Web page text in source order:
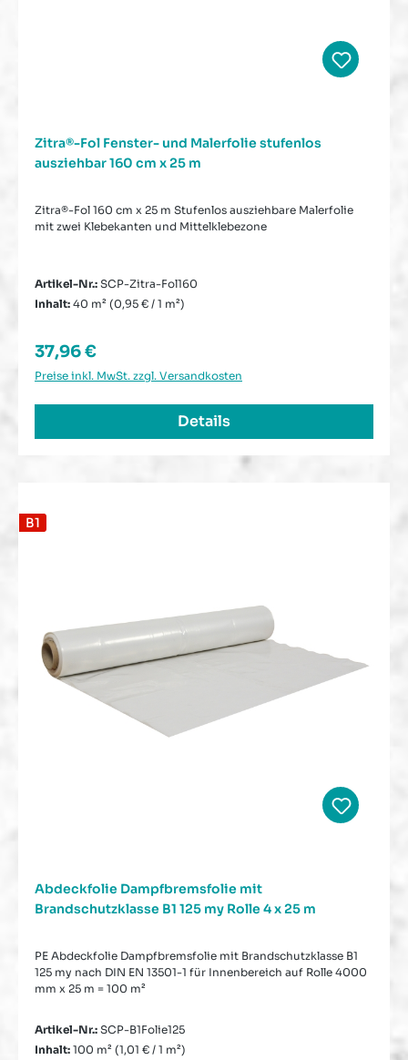
Zitra®-Fol Fenster- und Malerfolie stufenlos
ausziehbar 160 cm x 25 m
Zitra®-Fol 160 cm x 25 m Stufenlos ausziehbare Malerfolie
mit zwei Klebekanten und Mittelklebezone
Artikel-Nr.: SCP-Zitra-Fol160
Inhalt: 40 m² (0,95 € / 1 m²)
Regulärer Preis:
37,96 €
Preise inkl. MwSt. zzgl. Versandkosten
Details
B1
Abdeckfolie Dampfbremsfolie mit
Brandschutzklasse B1 125 my Rolle 4 x 25 m
PE Abdeckfolie Dampfbremsfolie mit Brandschutzklasse B1
125 my nach DIN EN 13501-1 für Innenbereich auf Rolle 4000
mm x 25 m = 100 m²
Artikel-Nr.: SCP-B1Folie125
Inhalt: 100 m² (1,01 € / 1 m²)